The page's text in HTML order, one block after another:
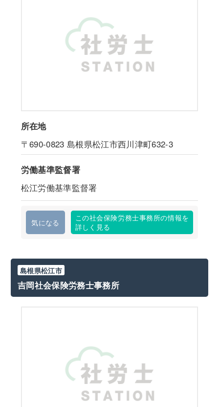
所在地
〒690-0823 島根県松江市西川津町632-3
労働基準監督署
松江労働基準監督署
気になる
この社会保険労務士事務所の情報を
詳しく見る
島根県松江市
吉岡社会保険労務士事務所